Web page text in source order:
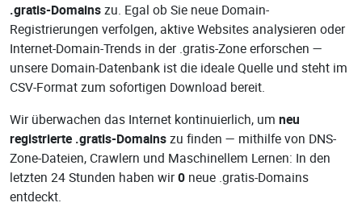
.gratis-Domainszu. Egal ob Sie neue Domain-
Registrierungen verfolgen, aktive Websites analysieren oder
Internet-Domain-Trends in der .gratis-Zone erforschen —
unsere Domain-Datenbank ist die ideale Quelle und steht im
CSV-Format zum sofortigen Download bereit.
Wir überwachen das Internet kontinuierlich, um neu
registrierte .gratis-Domainszu finden — mithilfe von DNS-
Zone-Dateien, Crawlern und Maschinellem Lernen: In den
letzten 24 Stunden haben wir0 neue .gratis-Domains
entdeckt.